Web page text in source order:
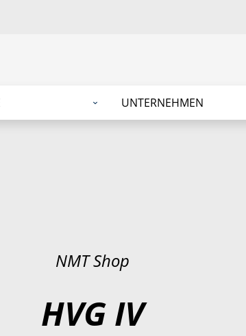
UNTERNEHMEN
NMT Shop
HVG IV